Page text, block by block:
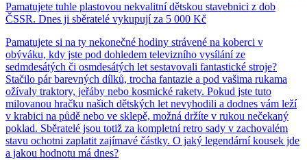
Pamatujete tuhle plastovou nekvalitní dětskou stavebnici z dob
ČSSR. Dnes ji sběratelé vykupují za 5 000 Kč
Pamatujete si na ty nekonečné hodiny strávené na koberci v
obýváku, kdy jste pod dohledem televizního vysílání ze
sedmdesátých či osmdesátých let sestavovali fantastické stroje?
Stačilo pár barevných dílků, trocha fantazie a pod vašima rukama
ožívaly traktory, jeřáby nebo kosmické rakety. Pokud jste tuto
milovanou hračku našich dětských let nevyhodili a dodnes vám leží
v krabici na půdě nebo ve sklepě, možná držíte v rukou nečekaný
poklad. Sběratelé jsou totiž za kompletní retro sady v zachovalém
stavu ochotni zaplatit zajímavé částky. O jaký legendární kousek jde
a jakou hodnotu má dnes?